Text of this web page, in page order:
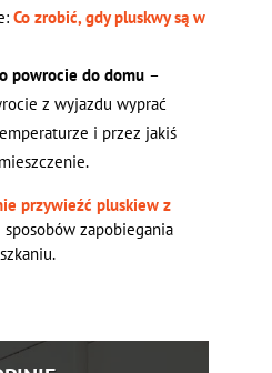
Co zrobić, gdy pluskwy są w
powrocie do domu –
z wyjazdu wyprać
i przez jakiś
przywieźć pluskiew z
zapobiegania